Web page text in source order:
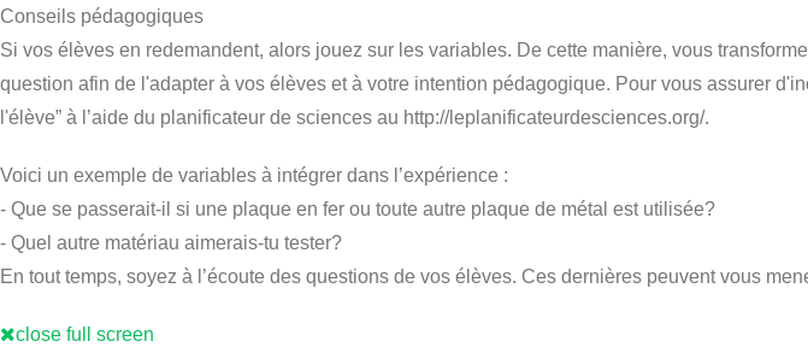
Conseils pédagogiques
Si vos élèves en redemandent, alors jouez sur les variables. De cette manière, vous
question afin de l'adapter à vos élèves et à votre intention pédagogique. Pour vous assurer
l'élève” à l’aide du planificateur de sciences au http://leplanificateurdesciences.org/.
Voici un exemple de variables à intégrer dans l’expérience :
- Que se passerait-il si une plaque en fer ou toute autre plaque de métal est utilisée?
- Quel autre matériau aimerais-tu tester?
En tout temps, soyez à l’écoute des questions de vos élèves. Ces dernières peuvent vous
close full screen